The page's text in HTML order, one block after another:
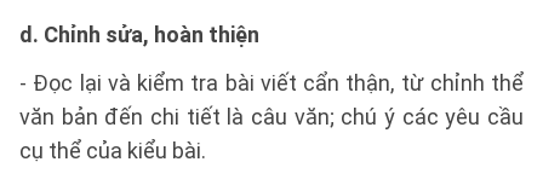
d. Chỉnh sửa, hoàn thiện
- Đọc lại và kiểm tra bài viết cẩn thận, từ chỉnh thể
văn bản đến chi tiết là câu văn; chú ý các yêu cầu
cụ thể của kiểu bài.